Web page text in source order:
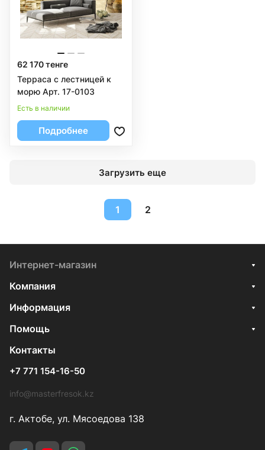
62 170 тенге
Терраса с лестницей к
морю Арт. 17-0103
Есть в наличии
Подробнее
Загрузить еще
1 2
Интернет-магазин
Компания
Информация
Помощь
Контакты
+7 771 154-16-50
info@masterfresok.kz
г. Актобе, ул. Мясоедова 138